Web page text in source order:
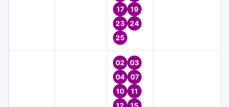
17
19
23
24
25
02
03
04
07
10
11